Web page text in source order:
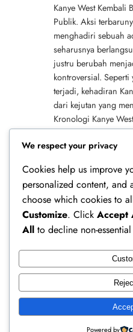
Kanye West Kembali
Publik. Aksi
menghadiri sebuah
seharusnya
justru berubah
kontroversial.
terjadi, kehadiran
dari kejutan yang
Kronologi Kanye
Depan Publik
berulah di…
Ferry Doedens | Public
Profile
Instagram
Facebook
X
We respect your privacy
Cookies help us improve
personalized content, and
choose which cookies to
Customize. Click Accept
All to decline non-
Powered by